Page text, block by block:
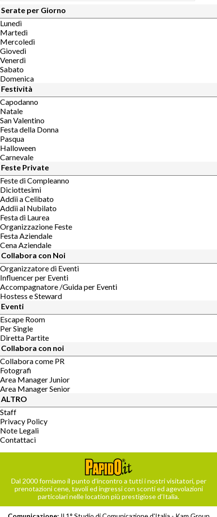
Serate per Giorno
Lunedì
Martedì
Mercoledì
Giovedì
Venerdì
Sabato
Domenica
Festività
Capodanno
Natale
San Valentino
Festa della Donna
Pasqua
Halloween
Carnevale
Feste Private
Feste di Compleanno
Diciottesimi
Addii a Celibato
Addii al Nubilato
Festa di Laurea
Organizzazione Feste
Festa Aziendale
Cena Aziendale
Collabora con Noi
Organizzatore di Eventi
Influencer per Eventi
Accompagnatore /Guida per Eventi
Hostess e Steward
Eventi
Escape Room
Per Single
Diretta Partite
Collabora con noi
Collabora come PR
Fotografi
Area Manager Junior
Area Manager Senior
ALTRO
Staff
Privacy Policy
Note Legali
Contattaci
Dal 2000 forniamo il punto d’incontro a tutti i nostri visitatori, per
prenotazioni cene, tavoli ed ingressi con sconti ed agevolazioni
particolari nelle location più prestigiose d’Italia.